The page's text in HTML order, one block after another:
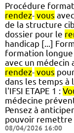
Procédure
rendez- vous
de la structure
dossier pour le
handicap [...]
formation longue
avec un médecin
rendez- vous
dans les temps à
l'IFSI ETAPE 1 :
médecine
Pensez à
pouvoir remettre
08/04/2026 16:00